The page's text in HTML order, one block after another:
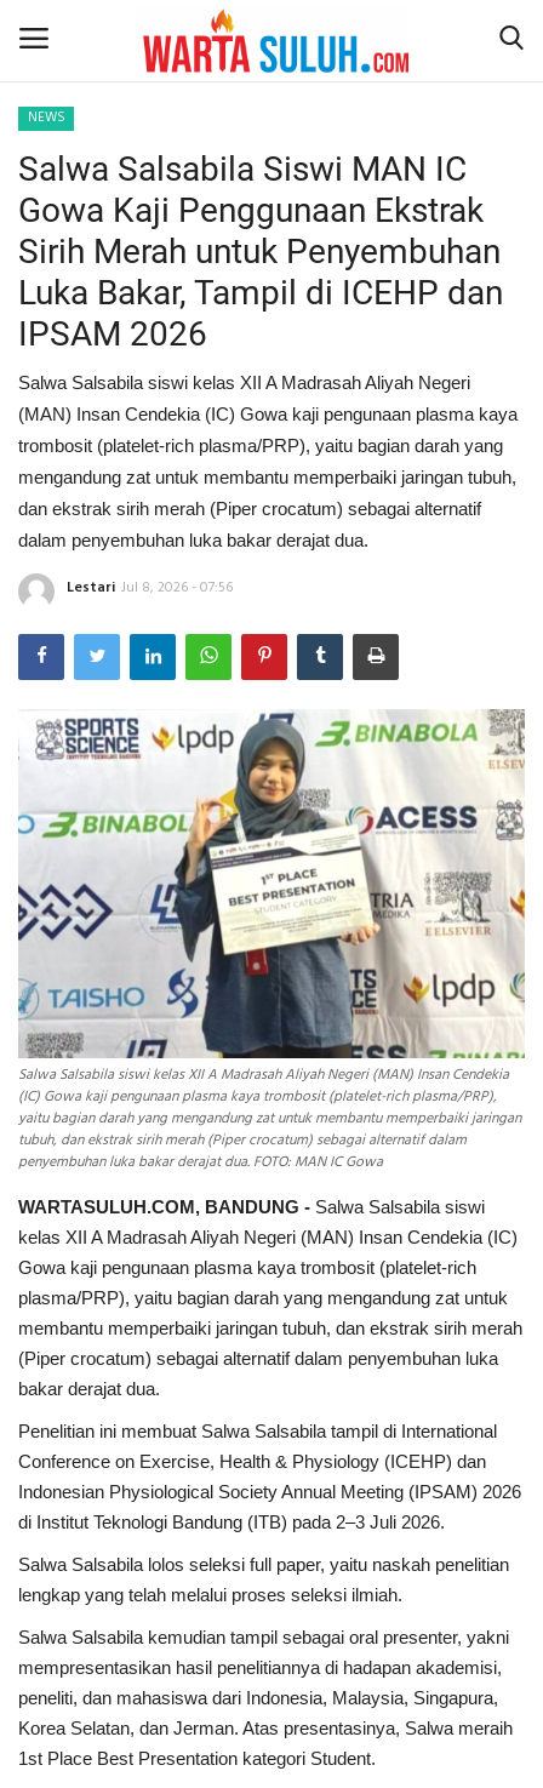
Home
NEWS
JAZIRAH RIAU
POLITIK
EKSBIS
PSPS PEKANBARU
LIFESTYLE
INDEKS
HEALTHY
NEWS
Salwa Salsabila Siswi MAN IC
Gowa Kaji Penggunaan Ekstrak
Sirih Merah untuk Penyembuhan
Luka Bakar, Tampil di ICEHP dan
IPSAM 2026
Salwa Salsabila siswi kelas XII A Madrasah Aliyah Negeri
(MAN) Insan Cendekia (IC) Gowa kaji pengunaan plasma kaya
trombosit (platelet-rich plasma/PRP), yaitu bagian darah yang
mengandung zat untuk membantu memperbaiki jaringan tubuh,
dan ekstrak sirih merah (Piper crocatum) sebagai alternatif
dalam penyembuhan luka bakar derajat dua.
Lestari Jul 8, 2026 - 07:56
Salwa Salsabila siswi kelas XII A Madrasah Aliyah Negeri (MAN) Insan Cendekia
(IC) Gowa kaji pengunaan plasma kaya trombosit (platelet-rich plasma/PRP),
yaitu bagian darah yang mengandung zat untuk membantu memperbaiki jaringan
tubuh, dan ekstrak sirih merah (Piper crocatum) sebagai alternatif dalam
penyembuhan luka bakar derajat dua. FOTO: MAN IC Gowa
WARTASULUH.COM, BANDUNG - Salwa Salsabila siswi
kelas XII A Madrasah Aliyah Negeri (MAN) Insan Cendekia (IC)
Gowa kaji pengunaan plasma kaya trombosit (platelet-rich
plasma/PRP), yaitu bagian darah yang mengandung zat untuk
membantu memperbaiki jaringan tubuh, dan ekstrak sirih merah
(Piper crocatum) sebagai alternatif dalam penyembuhan luka
bakar derajat dua.
Penelitian ini membuat Salwa Salsabila tampil di International
Conference on Exercise, Health & Physiology (ICEHP) dan
Indonesian Physiological Society Annual Meeting (IPSAM) 2026
di Institut Teknologi Bandung (ITB) pada 2–3 Juli 2026.
Salwa Salsabila lolos seleksi full paper, yaitu naskah penelitian
lengkap yang telah melalui proses seleksi ilmiah.
Salwa Salsabila kemudian tampil sebagai oral presenter, yakni
mempresentasikan hasil penelitiannya di hadapan akademisi,
peneliti, dan mahasiswa dari Indonesia, Malaysia, Singapura,
Korea Selatan, dan Jerman. Atas presentasinya, Salwa meraih
1st Place Best Presentation kategori Student.